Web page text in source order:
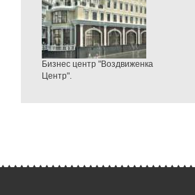
Бизнес центр "Воздвиженка
Центр".